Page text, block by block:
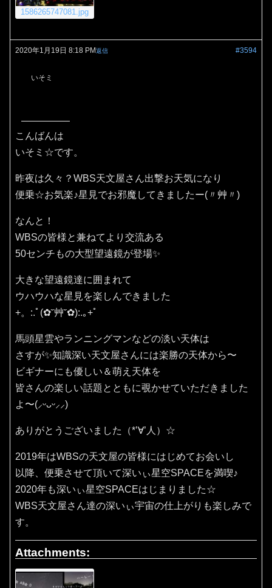
1586265747081.jpg
2020年1月19日 8:18 PM #3594
返信
いそミ
こんばんは
いそミ☆です。
昨夜は久々？WBS天文屋さん出撃お天気になり
便乗☆お気楽♪星見でお邪魔してきましたー(〃艸〃)
なんと！
WBSの皆様と兼ねてより交流ある
50センチもの大型望遠鏡が登場✨
大きな望遠鏡達に囲まれて
ウハウハな星見を楽しんできました
+。:.ﾟ(✿˘艸˘✿):.｡+ﾟ
馬頭星雲やランニングマンなどの淡い天体は
さすが✨知識深い天文屋さんには楽勝の天体から〜
ビギナーにも優しい＆萌え天体を
皆さんの楽しい話題とともに覗かせていただきました
よ〜(⸝ᵕᴗᵕ⸝⸝)
ありがとうございました（*’∀’人）☆
2019年はWBSの天文屋の皆様にはじめてお会いし
以降、便乗させて頂いて深いぃ星空SPACEを満喫♪
2020年も深いぃ星空SPACEはじまりました☆
WBS天文屋さん達の深いぃ宇宙の仕上がりも楽しみで
す。
Attachments: